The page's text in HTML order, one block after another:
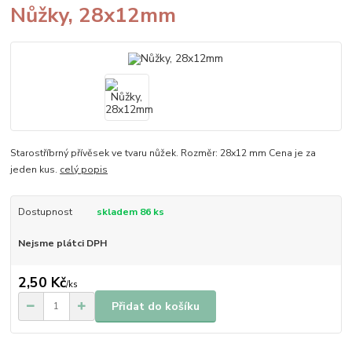
Nůžky, 28x12mm
Starostříbrný přívěsek ve tvaru nůžek. Rozměr: 28x12 mm Cena je za
jeden kus. celý popis
Dostupnost skladem 86 ks
Nejsme plátci DPH
2,50 Kč/ks
Přidat do košíku